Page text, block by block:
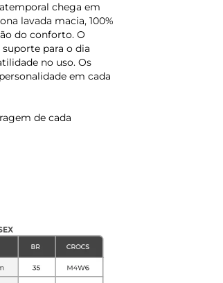
chega em
lavada macia, 100%
do conforto. O
para o dia
no uso. Os
em cada
de cada